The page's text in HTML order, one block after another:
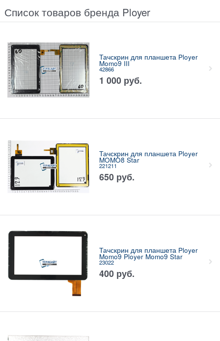
Список товаров бренда Ployer
Тачскрин для планшета Ployer
Momo9 III
42866
1 000 руб.
Тачскрин для планшета Ployer
MOMO8 Star
221211
650 руб.
Тачскрин для планшета Ployer
Momo9 Ployer Momo9 Star
23022
400 руб.